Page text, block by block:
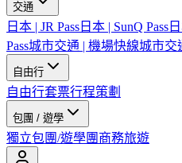
交通
日本 | JR Pass 日本 | SunQ Pass
Pass城市交通 | 機場快線城市交
自由行
自由行套票行程策劃
包團 / 遊學
獨立包團/遊學團 商務旅遊